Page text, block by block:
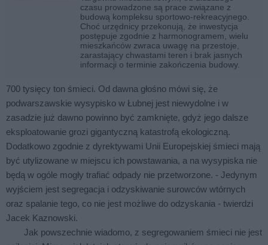
czasu prowadzone są prace związane z
budową kompleksu sportowo-rekreacyjnego.
Choć urzędnicy przekonują, że inwestycja
postępuje zgodnie z harmonogramem, wielu
mieszkańców zwraca uwagę na przestoje,
zarastający chwastami teren i brak jasnych
informacji o terminie zakończenia budowy.
700 tysięcy ton śmieci. Od dawna głośno mówi się, że
podwarszawskie wysypisko w Łubnej jest niewydolne i w
zasadzie już dawno powinno być zamknięte, gdyż jego dalsze
eksploatowanie grozi gigantyczną katastrofą ekologiczną.
Dodatkowo zgodnie z dyrektywami Unii Europejskiej śmieci mają
być utylizowane w miejscu ich powstawania, a na wysypiska nie
będą w ogóle mogły trafiać odpady nie przetworzone. - Jedynym
wyjściem jest segregacja i odzyskiwanie surowców wtórnych
oraz spalanie tego, co nie jest możliwe do odzyskania - twierdzi
Jacek Kaznowski.
Jak powszechnie wiadomo, z segregowaniem śmieci nie jest